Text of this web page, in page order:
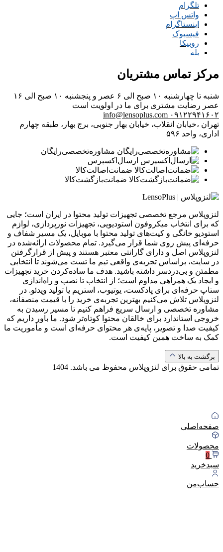
تلگرام
واتس اپ
اینستاگرام
فیسبوک
روبیکا
بله
مرکز تماس مشتریان
شنبه تا چهارشنبه ۱۰ صبح الی ۶ عصر و پنجشنبه ۱۰ صبح الی ۱۶
عصر رضایت مشتری برای ما در اولویت است
۰۹۱۲۲۹۴۱۶۰۲ info@lensoplus.com
تهران ،خیابان انقلاب، خیابان بهار جنوبی، برج بهار، طبقه چهارم
اداری، واحد ۵۹۶
مشاوره‌تخصصی‌رایگان
ارسال‌اکسپرس
ضمانت‌اصالت‌کالا
ضمانت‌بازگشت‌کالا
لنزوپلاس مرجع تخصصی تجهیزات تولید محتوا در ایران است؛ جایی
که برای انتخاب میکروفون استودیویی، تجهیزات نورپردازی، لوازم
استودیو خانگی و کیت‌های تولید محتوا با موبایل، یک مسیر شفاف و
حرفه‌ای پیش روی شما قرار می‌گیرد. تمام محصولات ارائه‌شده در
لنزوپلاس اصل و دارای گارانتی معتبر هستند و پیش از قرارگرفتن
در سایت، براساس تجربه‌ی واقعی تیم ما تست می‌شوند تا انتخابی
مطمئن و بی‌دردسر داشته باشید. هدف ما ساده‌کردن خرید تجهیزات
و ایجاد یک همراهی مداوم است؛ از انتخاب تا نصب و راه‌اندازی
ستاپ حرفه‌ای برای پادکست، یوتیوب، استریم یا تولید ویدئو. در
لنزوپلاس تلاش می‌کنیم بهترین تجربه‌ی خرید را با قیمت منصفانه،
مشاوره تخصصی و ارسال سریع فراهم کنیم تا مسیر رسیدن به
خروجی استاندارد برای خالقان محتوا کوتاه‌تر شود. ما باور داریم که
کیفیت صدا و تصویر، پایه‌ی هر محتوای حرفه‌ای است و مأموریت ما
کمک به ساخت همین کیفیت است.
برگشت به بالا
تمامی حقوق برای لنزوپلاس محفوظ می باشد. 1404
صفحه‌اصلی
محصولات
0
سبد‌خرید
حساب‌من